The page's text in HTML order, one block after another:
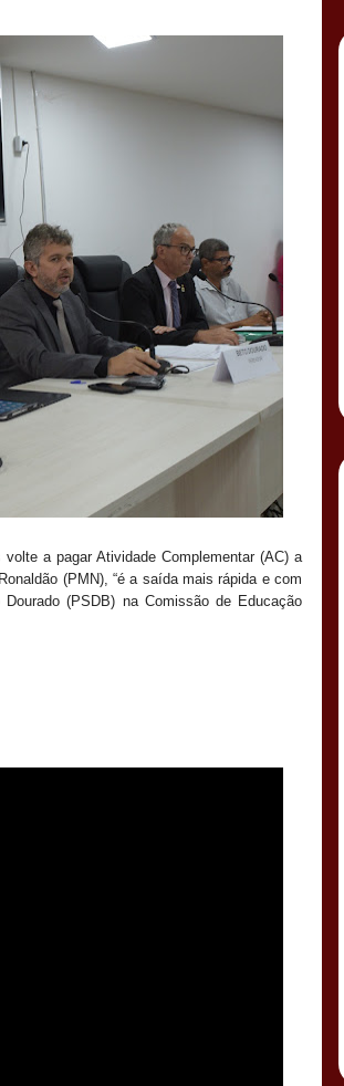
a pagar Atividade Complementar (AC) ​​a
(PMN), “é a saída mais rápida e com
(PSDB) na Comissão de Educação